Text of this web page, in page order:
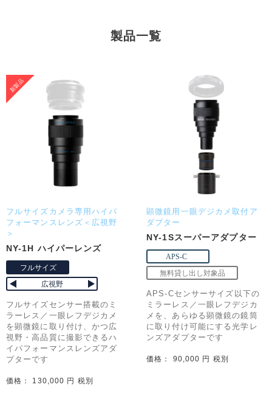
製品一覧
フルサイズカメラ専用ハイパ
フォーマンスレンズ＜広視野
＞
NY-1H ハイパーレンズ
フルサイズセンサー搭載のミ
ラーレス／一眼レフデジカメ
を顕微鏡に取り付け、かつ広
視野・高品質に撮影できるハ
イパフォーマンスレンズアダ
プターです
価格： 130,000 円 税別
顕微鏡用一眼デジカメ取付ア
ダプター
NY-1Sスーパーアダプター
APS-Cセンサーサイズ以下の
ミラーレス／一眼レフデジカ
メを、あらゆる顕微鏡の鏡筒
に取り付け可能にする光学レ
ンズアダプターです
価格： 90,000 円 税別